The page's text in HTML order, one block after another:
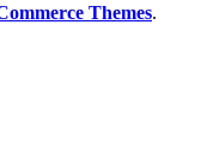
Themes.